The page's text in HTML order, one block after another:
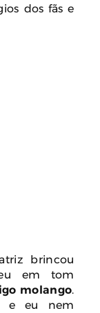
dos fãs e
brincou
em tom
molango.
e eu nem